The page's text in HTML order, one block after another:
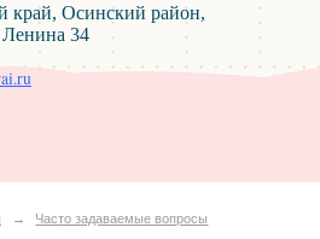
район,
34
→ Часто задаваемые вопросы